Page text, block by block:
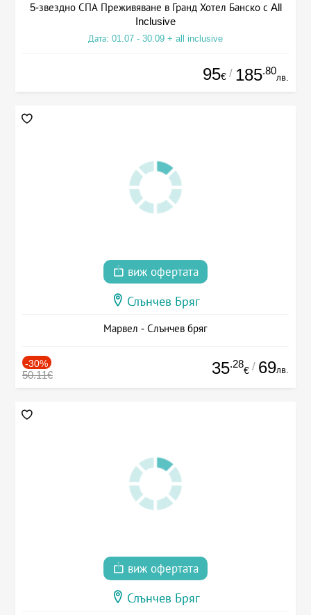
5-звездно СПА Преживяване в Гранд Хотел Банско с All
Inclusive
Дата: 01.07 - 30.09 + all inclusive
95€ / 185.80
лв.
виж офертата
Слънчев Бряг
Марвел - Слънчев бряг
-30%
50.11€ 35.28
€ / 69лв.
виж офертата
Слънчев Бряг